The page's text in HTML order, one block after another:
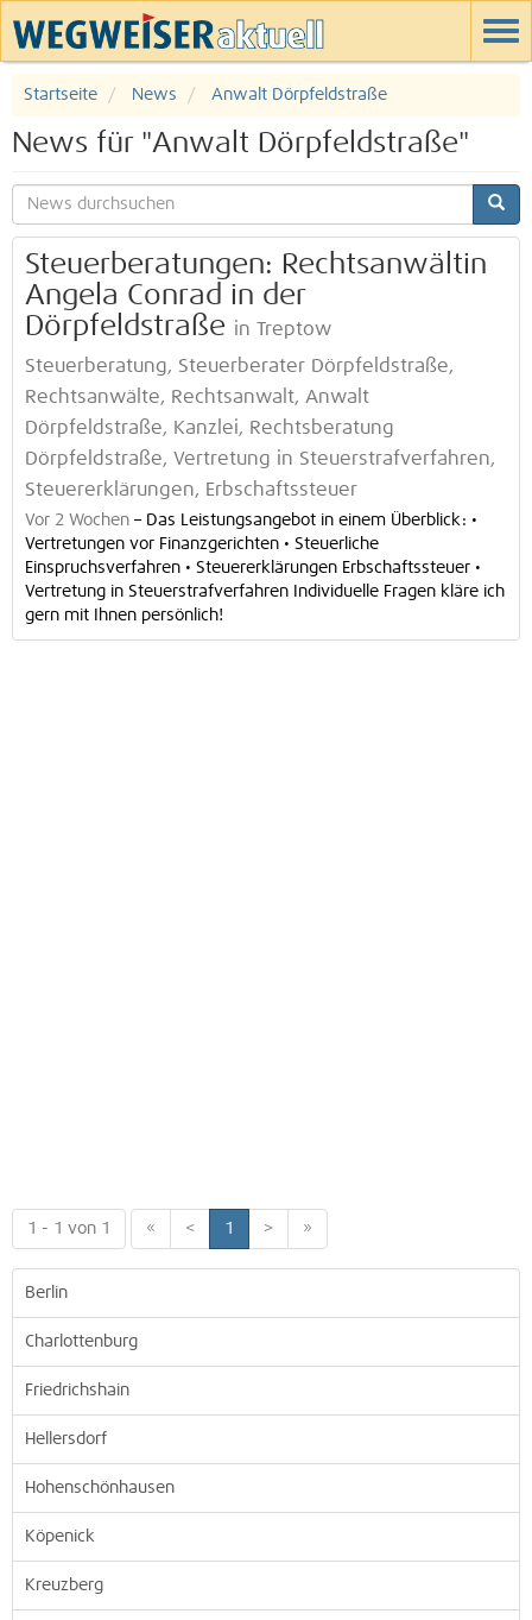
Startseite News Anwalt Dörpfeldstraße
News für "Anwalt Dörpfeldstraße"
Steuerberatungen: Rechtsanwältin
Angela Conrad in der
Dörpfeldstraße in Treptow
Steuerberatung, Steuerberater Dörpfeldstraße,
Rechtsanwälte, Rechtsanwalt, Anwalt
Dörpfeldstraße, Kanzlei, Rechtsberatung
Dörpfeldstraße, Vertretung in Steuerstrafverfahren,
Steuererklärungen, Erbschaftssteuer
Vor 2 Wochen – Das Leistungsangebot in einem Überblick: •
Vertretungen vor Finanzgerichten • Steuerliche
Einspruchsverfahren • Steuererklärungen Erbschaftssteuer •
Vertretung in Steuerstrafverfahren Individuelle Fragen kläre ich
gern mit Ihnen persönlich!
1 - 1 von 1 « < 1 > »
Berlin
Charlottenburg
Friedrichshain
Hellersdorf
Hohenschönhausen
Köpenick
Kreuzberg